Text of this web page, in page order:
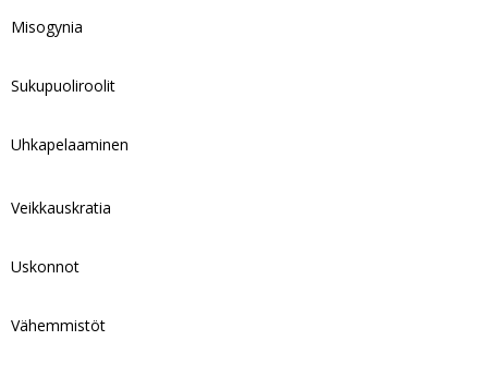
Misogynia
Sukupuoliroolit
Uhkapelaaminen
Veikkauskratia
Uskonnot
Vähemmistöt